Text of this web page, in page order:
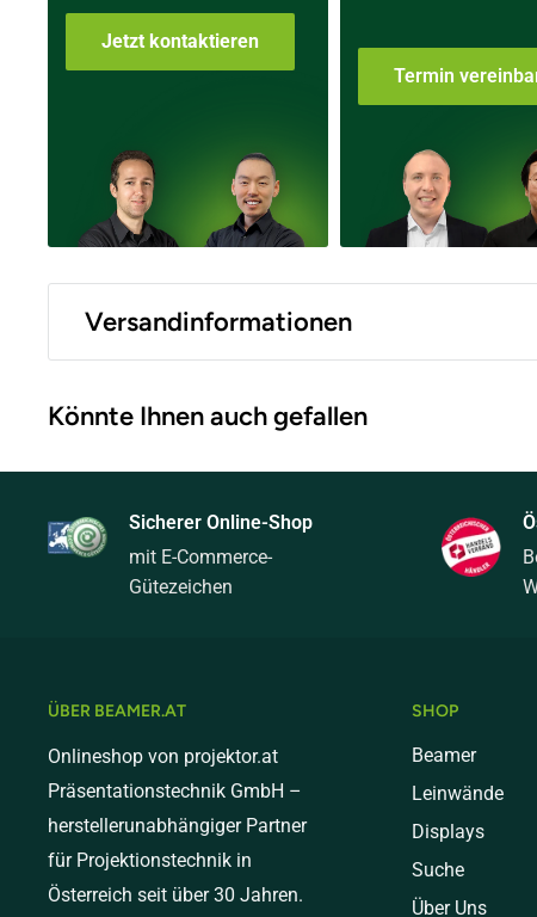
Jetzt kontaktieren
Termin
Versandinformationen
Versand innerhalb Österreich
Standardversand (bis 10 kg) - € 9,00
Schwere Pakete (bis 31 kg) - € 40,00
Sperrgut (ab 31kg) - € 99,00
Mediumversand (bis 20 kg) - € 30,00
Schwere Pakete (bis 31 kg) - € 60,00
Sperrgut (ab 31kg) - € 149,00
Versand nach Italien
Standardversand (bis 10 kg) - € 18,00
Könnte Ihnen auch gefallen
Sicherer Online-Shop
mit E-Commerce-
Gütezeichen
ÜBER BEAMER.AT
Onlineshop von projektor.at
Präsentationstechnik GmbH –
herstellerunabhängiger Partner
für Projektionstechnik in
Österreich seit über 30 Jahren.
SHOP
Beamer
Leinwände
Displays
Suche
Über Uns